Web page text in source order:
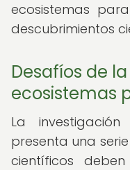
ecosistemas
descubrimientos
Desafíos de
ecosistemas
La
presenta una
científicos